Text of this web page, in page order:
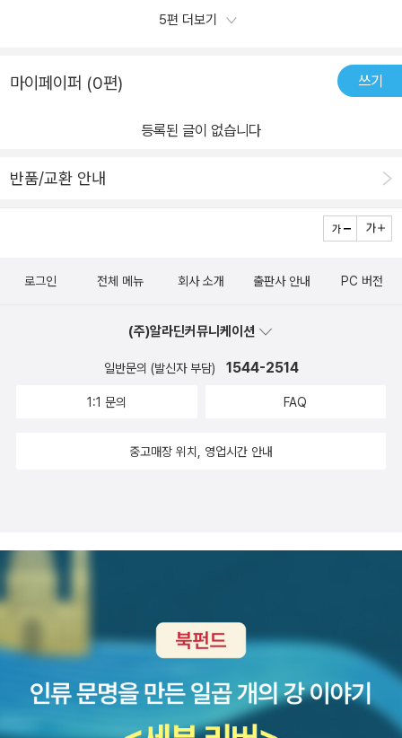
도 있겠지만 사라에겐 그 상상이야말로 자신을 지탱해주는 유일한 에
했던 상상으로 지금의 작가가 되었다고 하지 않던가! 사라의 상상력
다. 내가 딸아이게 이 책을 권하는 이유는 이 책을 읽으면서 사라처럼
수 있는 가장 큰 행복이 아닐까 싶다.
의 이야기와 많이 닮아있다) 하지만 사라에게 엄청난 변화를 가져온
분명히 좌절할 만큼의 엄청난 사건이다. 모든 것에 정반대의 삶을 살
아야 하는 현실이다. 공주처럼 있었던 곳에서 하녀처럼 지내야 한다
사람들이 있다. 변해버린 환경만큼이나 힘든 순간이다. 교장은 사라
회하게 되는 현실을 맞이하지만) 하지만 사라는 이 모든 것들을 담담
하게 받아들이고 오히려 사람들에게 더 다가가려고 노력한다. 진심으
로.사라에게 또 다른 변화가 찾아온다. 그것은 아빠 친구의 등장이다.
어 힘든 기숙학교에서의 생활을 벗어난 사라는 다른 사람을 도우기로
이고, 다른 사람을 배려하는 모습이 있다. 물론 하루아침에 이런 마음
을 가질 수는 없지만 아주 넉넉할 때부터 특별난 마음을 가진 것은 분
것이 있었기에 더 진실 되게 다가오는지 모르겠다.이상한 것은 어릴
읽는 이로 하여금 자신의 행동이나 생각 등을 한번쯤 객관적으로 보
게 하는 그 무엇인가가 있기 때문이다.[출판사 도서제공 서평작성]
5편 더보기
마이페이퍼 (0편) 쓰기
등록된 글이 없습니다
반품/교환 안내
로그인 전체 메뉴 회사 소개 출판사 안내 PC 버전
(주)알라딘커뮤니케이션
일반문의 (발신자 부담) 1544-2514
1:1 문의 FAQ
중고매장 위치, 영업시간 안내